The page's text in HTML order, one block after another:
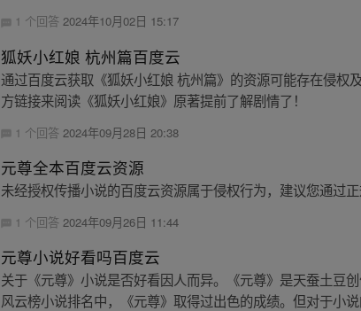
1 个回答2024年10月02日 15:17
狐妖小红娘 杭州篇百度云
通过百度云获取《狐妖小红娘 杭州篇》的资源可能存在侵
方链接来阅读《狐妖小红娘》原著提前了解剧情了！
1 个回答 2024年09月28日 20:38
元尊全本百度云资源
未经授权传播小说的百度云资源属于侵权行为，建议您通过
1 个回答 2024年09月26日 11:44
元尊小说好看吗百度云
关于《元尊》小说是否好看因人而异。《元尊》是天蚕土豆
风云榜小说排名中，《元尊》取得过出色的成绩。但对于小